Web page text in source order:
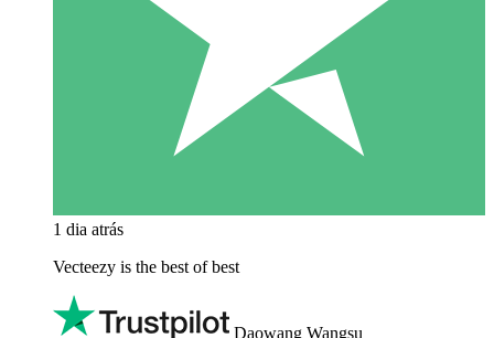
1 dia atrás
Vecteezy is the best of best
Daowang Wangsu